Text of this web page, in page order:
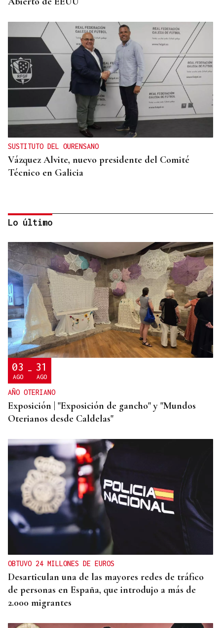
SUSTITUTO DEL OURENSANO
Vázquez Alvite, nuevo presidente del Comité
Técnico en Galicia
DALLAS MAVERICKS
Santi Aldama, jugador de la NBA, visita Ourense
Lo último
03
AGO - 31
AGO
AÑO OTERIANO
Exposición | "Exposición de gancho" y "Mundos
Oterianos desde Caldelas"
OBTUVO 24 MILLONES DE EUROS
Desarticulan una de las mayores redes de tráfico
de personas en España, que introdujo a más de
2.000 migrantes